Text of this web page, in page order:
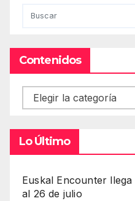
Contenidos
Contenidos
Lo Último
Euskal Encounter
al 26 de julio